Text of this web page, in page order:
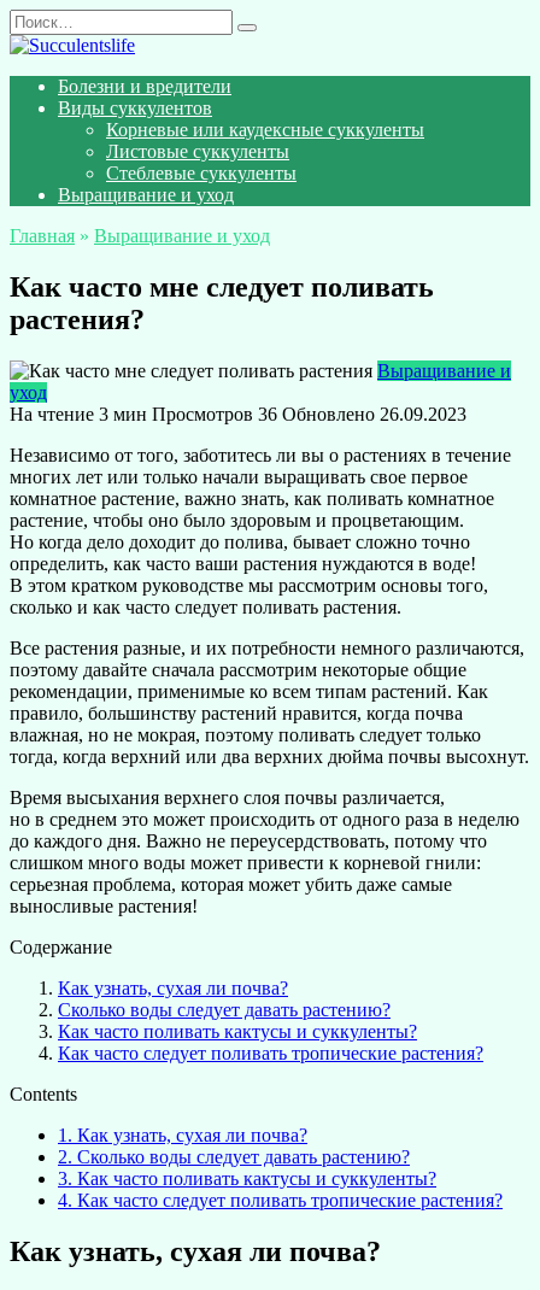
Перейти
к
Search
for:
Болезни и вредители
Виды суккулентов
Корневые или каудексные суккуленты
Листовые суккуленты
Стеблевые суккуленты
Выращивание и уход
Главная » Выращивание и уход
Как часто мне следует поливать
растения?
Выращивание и
уход
На чтение 3 мин Просмотров 36 Обновлено 26.09.2023
Независимо от того, заботитесь ли вы о растениях в течение
многих лет или только начали выращивать свое первое
комнатное растение, важно знать, как поливать комнатное
растение, чтобы оно было здоровым и процветающим.
Но когда дело доходит до полива, бывает сложно точно
определить, как часто ваши растения нуждаются в воде!
В этом кратком руководстве мы рассмотрим основы того,
сколько и как часто следует поливать растения.
Все растения разные, и их потребности немного различаются,
поэтому давайте сначала рассмотрим некоторые общие
рекомендации, применимые ко всем типам растений. Как
правило, большинству растений нравится, когда почва
влажная, но не мокрая, поэтому поливать следует только
тогда, когда верхний или два верхних дюйма почвы высохнут.
Время высыхания верхнего слоя почвы различается,
но в среднем это может происходить от одного раза в неделю
до каждого дня. Важно не переусердствовать, потому что
слишком много воды может привести к корневой гнили:
серьезная проблема, которая может убить даже самые
выносливые растения!
Содержание
Как узнать, сухая ли почва?
Сколько воды следует давать растению?
Как часто поливать кактусы и суккуленты?
Как часто следует поливать тропические растения?
Contents
1. Как узнать, сухая ли почва?
2. Сколько воды следует давать растению?
3. Как часто поливать кактусы и суккуленты?
4. Как часто следует поливать тропические растения?
Как узнать, сухая ли почва?